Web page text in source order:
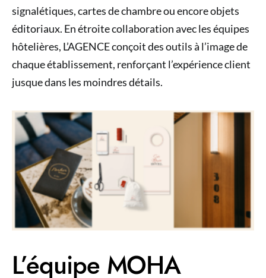
signalétiques, cartes de chambre ou encore objets
éditoriaux. En étroite collaboration avec les équipes
hôtelières, L’AGENCE conçoit des outils à l’image de
chaque établissement, renforçant l’expérience client
jusque dans les moindres détails.
L’équipe MOHA